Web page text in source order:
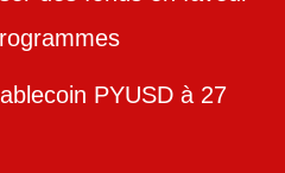
PYUSD à 27